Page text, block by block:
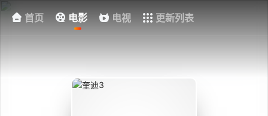
首页 电影 电视 更新列表